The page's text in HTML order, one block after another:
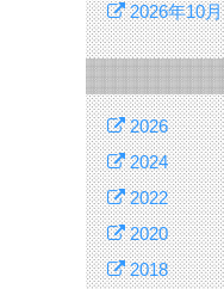
2026年10月
2026
2024
2022
2020
2018